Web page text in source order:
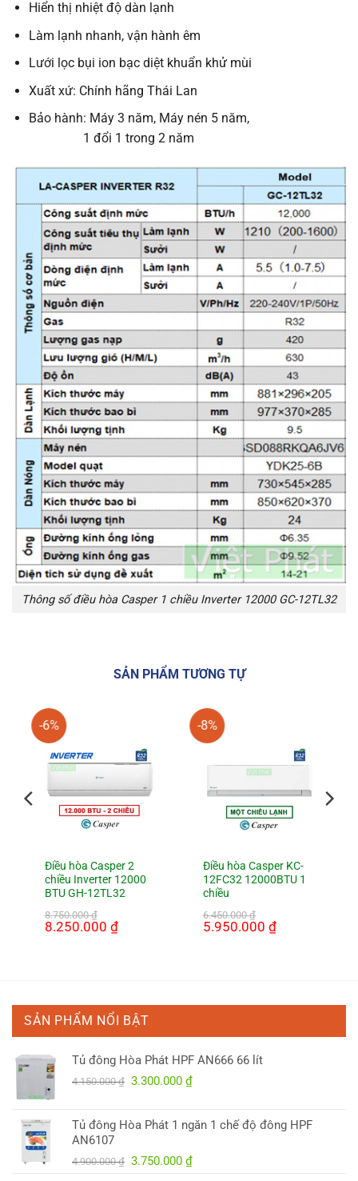
Hiển thị nhiệt độ dàn lạnh
Làm lạnh nhanh, vận hành êm
Lưới lọc bụi ion bạc diệt khuẩn khử mùi
Xuất xứ: Chính hãng Thái Lan
Bảo hành: Máy 3 năm, Máy nén 5 năm,
1 đổi 1 trong 2 năm
Thông số điều hòa Casper 1 chiều Inverter 12000 GC-12TL32
SẢN PHẨM TƯƠNG TỰ
-6%
Điều hòa Casper 2
chiều Inverter 12000
BTU GH-12TL32
8.750.000₫
Giá
gốc
8.250.000 ₫Giá
hiện
-8%
Điều hòa Casper KC-
12FC32 12000BTU 1
chiều
6.450.000₫
Giá
gốc
5.950.000 ₫Giá
hiện
SẢN PHẨM NỔI BẬT
Tủ đông Hòa Phát HPF AN666 66 lít
4.150.000₫ Giá
4.150.000 ₫.
3.300.000 ₫Giá
là:
Tủ đông Hòa Phát 1 ngăn 1 chế độ đông HPF
AN6107
4.900.000₫ Giá
3.750.000 ₫Giá